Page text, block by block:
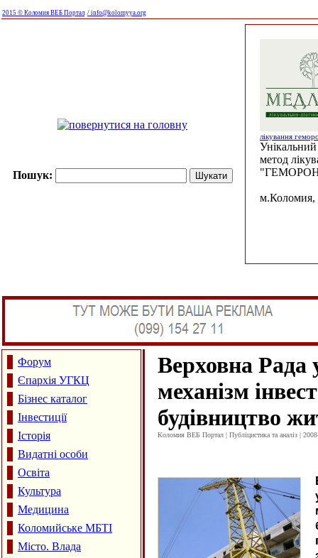
2015 © Коломия ВЕБ Портал / info@kolomyya.org
Пошук:
лікування
Унікальний
метод
м.Коломия,
Форум
Єпархія УГКЦ
Бізнес каталог
Інвестиції
Історія
Видатні особи
Освіта
Культура
Медицина
Коломийське МБТІ
Місто. Влада
Верховна Рада
механізм
будівництво
Коломия ВЕБ Портал | Публіцистика та аналіз |